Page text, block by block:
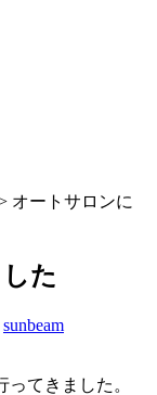
オートサロンに
た
sunbeam
てきました。